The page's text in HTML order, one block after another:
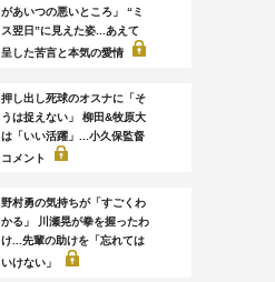
があいつの悪いところ」 “ミ
ス翌日”に見えた姿...あえて
呈した苦言と本気の愛情
押し出し死球のオスナに「そ
うは捉えない」 柳田&牧原大
は「いい活躍」...小久保監督
コメント
野村勇の気持ちが「すごくわ
かる」 川瀬晃が拳を握ったわ
け...先輩の助けを「忘れては
いけない」